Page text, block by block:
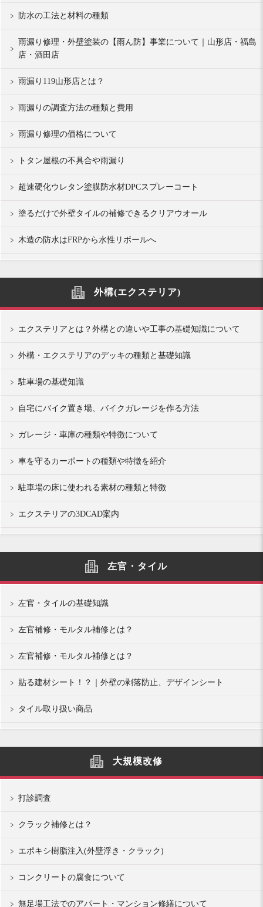
防水の工法と材料の種類
雨漏り修理・外壁塗装の【雨ん防】事業について｜山形店・福島
店・酒田店
雨漏り119山形店とは？
雨漏りの調査方法の種類と費用
雨漏り修理の価格について
トタン屋根の不具合や雨漏り
超速硬化ウレタン塗膜防水材DPCスプレーコート
塗るだけで外壁タイルの補修できるクリアウオール
木造の防水はFRPから水性リボールへ
外構(エクステリア)
エクステリアとは？外構との違いや工事の基礎知識について
外構・エクステリアのデッキの種類と基礎知識
駐車場の基礎知識
自宅にバイク置き場、バイクガレージを作る方法
ガレージ・車庫の種類や特徴について
車を守るカーポートの種類や特徴を紹介
駐車場の床に使われる素材の種類と特徴
エクステリアの3DCAD案内
左官・タイル
左官・タイルの基礎知識
左官補修・モルタル補修とは？
左官補修・モルタル補修とは？
貼る建材シート！？｜外壁の剥落防止、デザインシート
タイル取り扱い商品
大規模改修
打診調査
クラック補修とは？
エポキシ樹脂注入(外壁浮き・クラック)
コンクリートの腐食について
無足場工法でのアパート・マンション修繕について